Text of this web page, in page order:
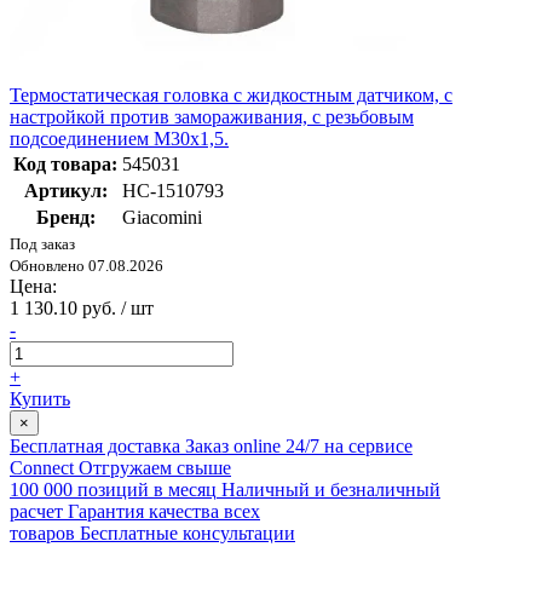
Термостатическая головка с жидкостным датчиком, с
настройкой против замораживания, с резьбовым
подсоединением М30х1,5.
Код товара: 545031
Артикул:
НС-1510793
Бренд:
Giacomini
Под заказ
Обновлено 07.08.2026
Цена:
1 130.10 руб. / шт
-
+
Купить
×
Бесплатная доставка Заказ online 24/7 на сервисе
Connect Отгружаем свыше
100 000 позиций в месяц Наличный и безналичный
расчет Гарантия качества всех
товаров Бесплатные консультации